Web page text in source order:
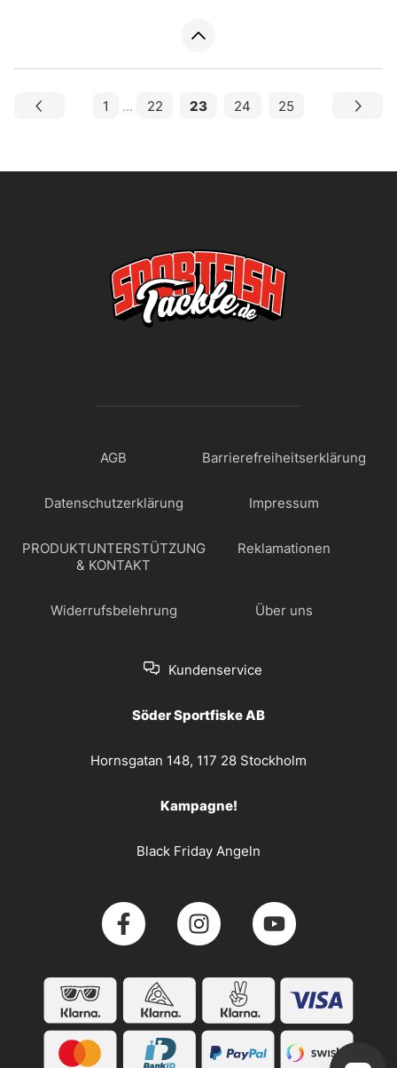
1 ... 22 23 24 25
AGB Barrierefreiheitserklärung
Datenschutzerklärung Impressum
PRODUKTUNTERSTÜTZUNG
& KONTAKT
Reklamationen
Widerrufsbelehrung Über uns
Kundenservice
Söder Sportfiske AB
Hornsgatan 148, 117 28 Stockholm
Kampagne!
Black Friday Angeln